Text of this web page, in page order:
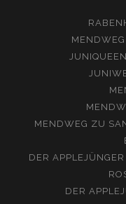
MENDWEG
JUNIQUEEN
MENDWEG ZU
DER APPLEJÜNGER
DER